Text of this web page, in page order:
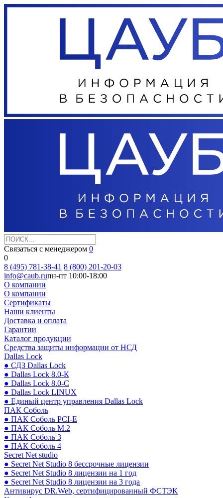
Связаться с менеджером 0
0
8 (495) 781-38-41 8 (800) 201-20-03
info@caub.ruпн-пт 10:00-18:00
О компании
О компании
Сертификаты
Наши клиенты
Доставка и оплата
Гарантии
Каталог продукции
Средства защиты информации от НСД
Dallas Lock
● СДЗ Dallas Lock
● Dallas Lock 8.0-К
● Dallas Lock 8.0-С
● Dallas Lock LINUX
● Единый центр управления Dallas Lock
ПАК Соболь
● ПАК Соболь PCI-E
● ПАК Соболь М.2
● ПАК Соболь 3
● ПАК Соболь 4
Secret Net studio
● Secret Net Studio 8 бессрочные лицензии
● Secret Net Studio 8 лицензии на 1 год
● Secret Net Studio 8 лицензии на 3 года
Антивирус DR.Web, сертифицированный ФСТЭК